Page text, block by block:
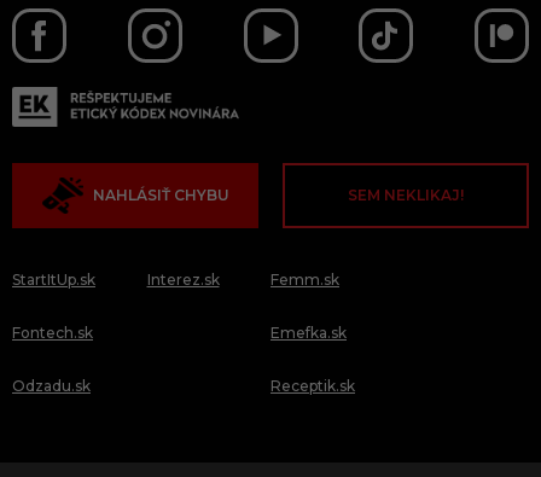
NAHLÁSIŤ CHYBU SEM NEKLIKAJ!
StartItUp.sk
Fontech.sk
Odzadu.sk
Interez.sk Femm.sk
Emefka.sk
Receptik.sk